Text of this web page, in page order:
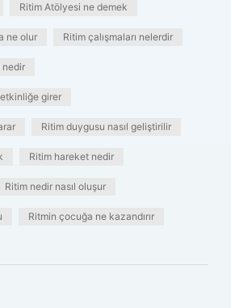
Ritim Atölyesi ne demek
ne olur Ritim çalışmaları nelerdir
nedir
etkinliğe girer
Ritim duygusu nasıl geliştirilir
Ritim hareket nedir
Ritim nedir nasıl oluşur
Ritmin çocuğa ne kazandırır